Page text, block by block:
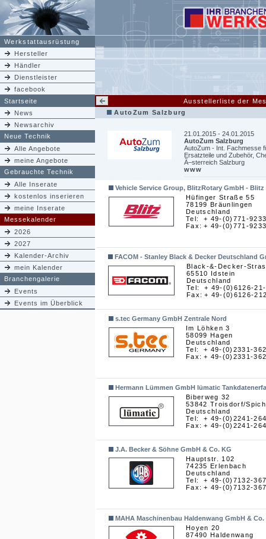
Werkstattausrüstung
Hersteller
Händler
Dienstleister
facebook
Startseite
Ausstellerliste der
News
Newsarchiv
Neue Technik
Alle Angebote
meine Angebote
Gebrauchte Technik
Alle Inserate
kostenlos inserieren
meine Inserate
Messekalender
2026
2027
Kalender-Archiv
mein Kalender
Branchengalerie
Events
Events im Überblick
AutoZum Salzburg
21.01.2015 - 24.01.2015
AutoZum Salzburg
AutoZum - Int. Fachmesse
Ersatzteile und Zubehör,
Ã–sterreich Salzburg
www
Vehicle Service Group, BlitzRotary GmbH - Blitz
Hüfinger Straße 55
78199 Bräunlingen
Deutschland
Tel:
Fax:
+ 49-(0)771-
+ 49-(0)771-
FACOM - Stanley Black & Decker Deutschland
Black-&-Decker-
65510 Idstein
Deutschland
Tel:
Fax:
+ 49-(0)6126-
+ 49-(0)6126-
s.tec Germany GmbH Zentrale Nord
Im Löhken 3
58099 Hagen
Deutschland
Tel:
Fax:
+ 49-(0)2331-
+ 49-(0)2331-
Hermann Lümmen GmbH lümatic
Biberweg 32
53842 Troisdorf/Spich
Deutschland
Tel:
Fax:
+ 49-(0)2241-
+ 49-(0)2241-
J.A. Becker & Söhne GmbH & Co. KG
Hauptstr. 102
74235 Erlenbach
Deutschland
Tel:
Fax:
+ 49-(0)7132-
+ 49-(0)7132-
MAHA Maschinenbau Haldenwang GmbH & Co.
Hoyen 20
87490 Haldenwang